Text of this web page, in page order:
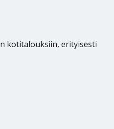
kotitalouksiin, erityisesti